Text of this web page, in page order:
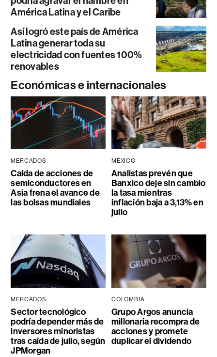
América Latina y el Caribe
Así logró este país de América
Latina generar toda su
electricidad con fuentes 100%
renovables
Económicas e internacionales
MERCADOS
Caída de acciones de
semiconductores en
Asia frena el avance de
las bolsas mundiales
MÉXICO
Analistas prevén que
Banxico deje sin cambio
la tasa mientras
inflación baja a 3,13% en
julio
MERCADOS
Sector tecnológico
podría depender más de
inversores minoristas
tras caída de julio, según
JPMorgan
COLOMBIA
Grupo Argos anuncia
millonaria recompra de
acciones y promete
duplicar el dividendo